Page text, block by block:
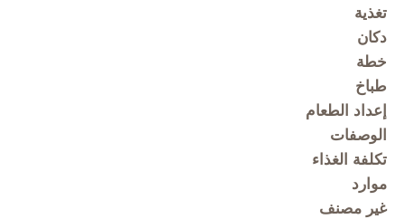
تغذية
دكان
خطة
طباخ
إعداد الطعام
الوصفات
تكلفة الغذاء
موارد
غير مصنف